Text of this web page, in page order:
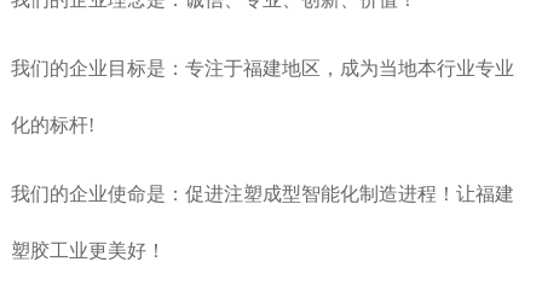
我们的企业目标是：专注于福建地区，成为当地本行业专业
化的标杆!
我们的企业使命是：促进注塑成型智能化制造进程！让福建
塑胶工业更美好！